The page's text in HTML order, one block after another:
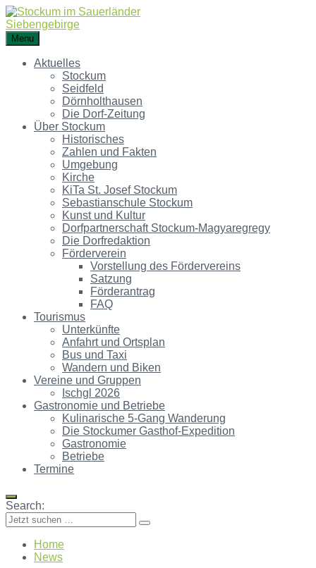
Menu
Aktuelles
Stockum
Seidfeld
Dörnholthausen
Die Dorf-Zeitung
Über Stockum
Historisches
Zahlen und Fakten
Umgebung
Kirche
KiTa St. Josef Stockum
Sebastianschule Stockum
Kunst und Kultur
Dorfpartnerschaft Stockum-Magyaregregy
Die Dorfredaktion
Förderverein
Vorstellung des Fördervereins
Satzung
Förderantrag
FAQ
Tourismus
Unterkünfte
Anfahrt und Ortsplan
Bus und Taxi
Wandern und Biken
Vereine und Gruppen
Ischgl 2026
Gastronomie und Betriebe
Kulinarische 5-Gang Wanderung
Die Stockumer Gasthof-Expedition
Gastronomie
Betriebe
Termine
Search:
Home
News